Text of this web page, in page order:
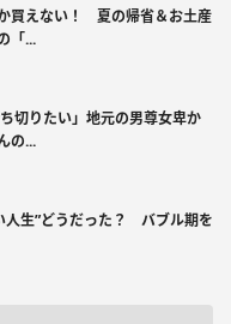
買えない！ 夏の帰省＆お土産
「...
切りたい」地元の男尊女卑か
の...
人生”どうだった？ バブル期を